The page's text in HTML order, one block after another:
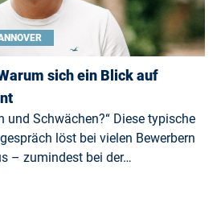
sich ein Blick auf
und Schwächen?“ Diese typische
löst bei vielen Bewerbern
– zumindest bei der…